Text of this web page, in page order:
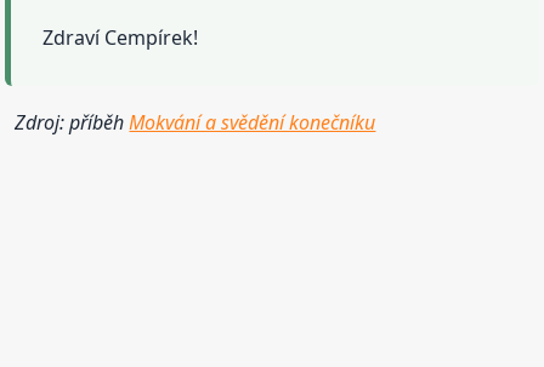
Zdraví Cempírek!
Zdroj: příběhMokvání a svědění konečníku